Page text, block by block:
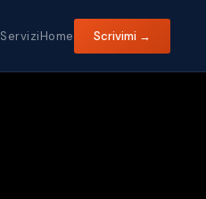
ServiziHome Scrivimi →